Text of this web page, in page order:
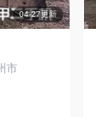
04-27更新
市